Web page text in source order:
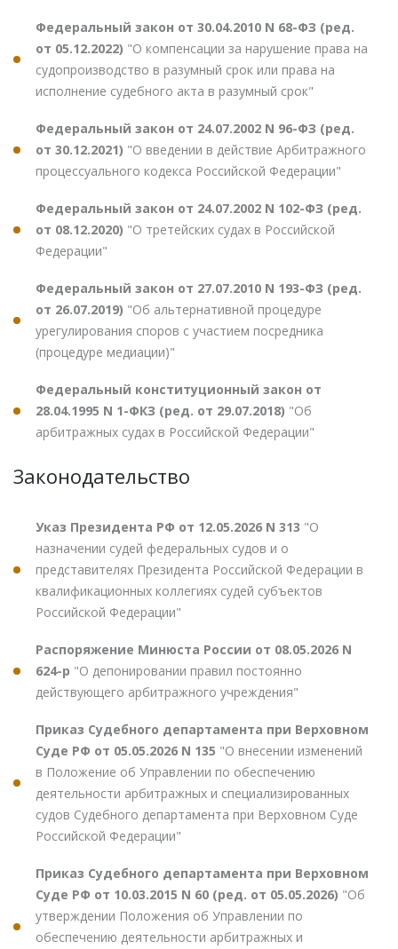
Федеральный закон от 30.04.2010 N 68-ФЗ (ред.
от 05.12.2022) "О компенсации за нарушение права на
судопроизводство в разумный срок или права на
исполнение судебного акта в разумный срок"
Федеральный закон от 24.07.2002 N 96-ФЗ (ред.
от 30.12.2021) "О введении в действие Арбитражного
процессуального кодекса Российской Федерации"
Федеральный закон от 24.07.2002 N 102-ФЗ (ред.
от 08.12.2020) "О третейских судах в Российской
Федерации"
Федеральный закон от 27.07.2010 N 193-ФЗ (ред.
от 26.07.2019) "Об альтернативной процедуре
урегулирования споров с участием посредника
(процедуре медиации)"
Федеральный конституционный закон от
28.04.1995 N 1-ФКЗ (ред. от 29.07.2018) "Об
арбитражных судах в Российской Федерации"
Законодательство
Указ Президента РФ от 12.05.2026 N 313 "О
назначении судей федеральных судов и о
представителях Президента Российской Федерации в
квалификационных коллегиях судей субъектов
Российской Федерации"
Распоряжение Минюста России от 08.05.2026 N
624-р "О депонировании правил постоянно
действующего арбитражного учреждения"
Приказ Судебного департамента при Верховном
Суде РФ от 05.05.2026 N 135 "О внесении изменений
в Положение об Управлении по обеспечению
деятельности арбитражных и специализированных
судов Судебного департамента при Верховном Суде
Российской Федерации"
Приказ Судебного департамента при Верховном
Суде РФ от 10.03.2015 N 60 (ред. от 05.05.2026) "Об
утверждении Положения об Управлении по
обеспечению деятельности арбитражных и